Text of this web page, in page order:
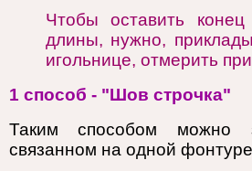
Чтобы оставить
длины, нужно,
игольнице, отмерить
1 способ - "Шов строчка"
Таким способом можно
связанном на одной